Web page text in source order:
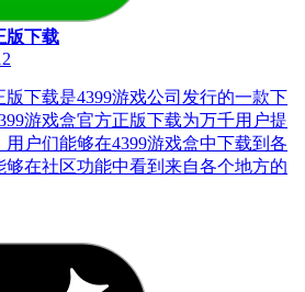
版下载
版下载是4399游戏公司发行的一款下
游戏盒官方正版下载为万千用户提
户们能够在4399游戏盒中下载到各
够在社区功能中看到来自各个地方的